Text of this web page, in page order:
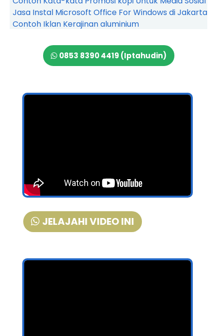
Jasa Instal Microsoft Office For Windows di Jakarta
Contoh Iklan Kerajinan aluminium
0853 8390 4419 (Iptahudin)
JELAJAHI VIDEO INI